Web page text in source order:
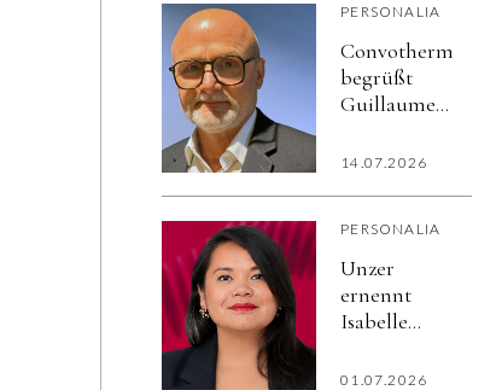
PERSONALIA
Convotherm
begrüßt
Guillaume
Sales
14.07.2026
PERSONALIA
Unzer
ernennt
Isabelle
Chief
01.07.2026